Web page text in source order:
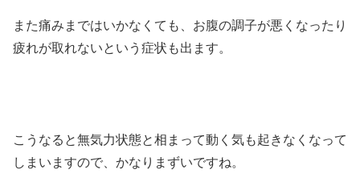
また痛みまではいかなくても、お腹の調子が悪くなったり
疲れが取れないという症状も出ます。
こうなると無気力状態と相まって動く気も起きなくなって
しまいますので、かなりまずいですね。